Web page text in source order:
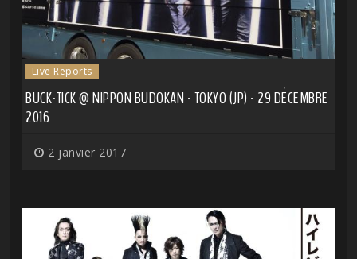
Live Reports
BUCK-TICK @ NIPPON BUDOKAN - TOKYO (JP) - 29 DÉCEMBRE
2016
2 janvier 2017